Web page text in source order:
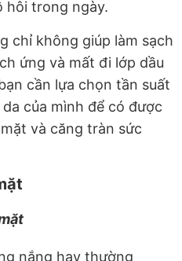
hôi trong ngày.
chỉ không giúp làm sạch
ứng và mất đi lớp dầu
cần lựa chọn tần suất
của mình để có được
và căng tràn sức
nắng hay thường